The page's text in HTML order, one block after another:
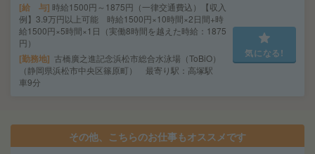
給 与 時給1500円～1875円（一律交通費込）【収入
例】3.9万円以上可能 時給1500円×10時間×2日間+時
給1500円×5時間×1日（実働8時間を越えた時給：1875
円）
勤務地
古橋廣之進記念浜松市総合水泳場（ToBiO）
（静岡県浜松市中央区篠原町） 最寄り駅：高塚駅
車9分
気になる!
その他、こちらのお仕事もオススメです